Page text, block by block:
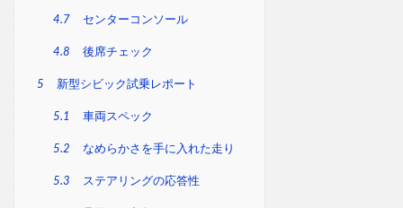
4.7 センターコンソール
4.8 後席チェック
5 新型シビック試乗レポート
5.1 車両スペック
5.2 なめらかさを手に入れた走り
5.3 ステアリングの応答性